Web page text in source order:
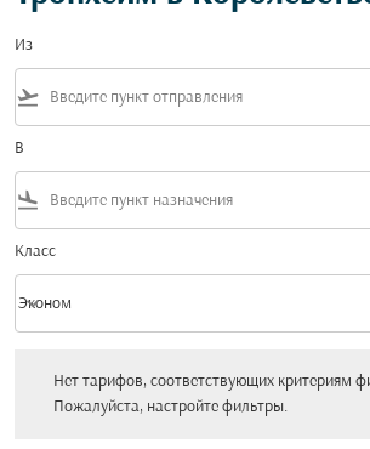
Из
flight_takeoff
В
flight_land
Класс
Класс option Эконом Selected
Эконом
keyboard_arrow_down
Нет тарифов, соответствующих критериям
Пожалуйста, настройте фильтры.